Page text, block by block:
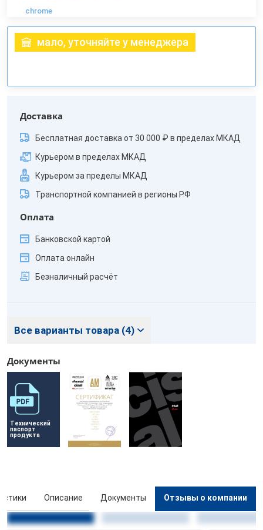
chrome
мало, уточняйте у менеджера
Доставка
Бесплатная доставка от 30 000 ₽ в пределах МКАД
Курьером в пределах МКАД
Курьером за пределы МКАД
Транспортной компанией в регионы РФ
Оплата
Банковской картой
Оплата онлайн
Безналичный расчёт
Все варианты товара (4)
Документы
Технический
паспорт
продукта
Описание Документы Отзывы о компании